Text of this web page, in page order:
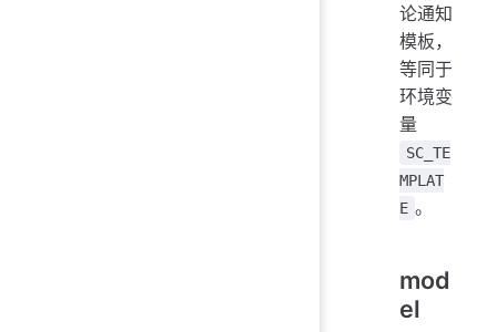
论通知
模板，
等同于
环境变
量
SC_TE
MPLAT
E 。
mod
el